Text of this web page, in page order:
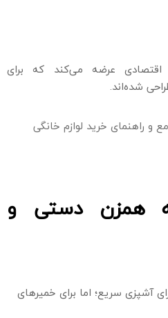
عرضه می‌کند که برای
شده‌اند.
و راهنمای خرید لوازم خانگی
همزن دستی و
آشپزی سریع؛ اما برای خمیرهای